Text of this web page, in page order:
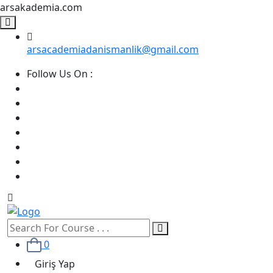
arsakademia.com
arsacademiadanismanlik@gmail.com
Follow Us On :
0
Giriş Yap